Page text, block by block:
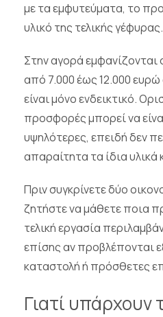
με τα εμφυτεύματα, το
υλικό της τελικής γέφυρας.
Στην αγορά εμφανίζονται
από 7.000 έως 12.000
είναι μόνο ενδεικτικό.
προσφορές μπορεί να
υψηλότερες, επειδή δεν
απαραίτητα τα ίδια υλικά
Πριν συγκρίνετε δύο
ζητήστε να μάθετε ποια
τελική εργασία
επίσης αν προβλέπονται
καταστολή ή πρόσθετες
Γιατί υπάρχουν